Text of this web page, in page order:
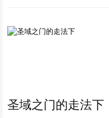
圣域之门的走法下